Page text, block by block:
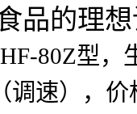
品的理
80Z型，
调速），价